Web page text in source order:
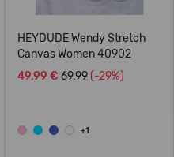
HEYDUDE Wendy Stretch
Canvas Women 40902
49,99 € 69.99 (-29%)
+1